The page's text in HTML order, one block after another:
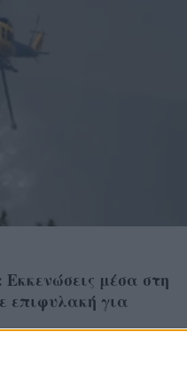
μέσα στη
επιφυλακή για